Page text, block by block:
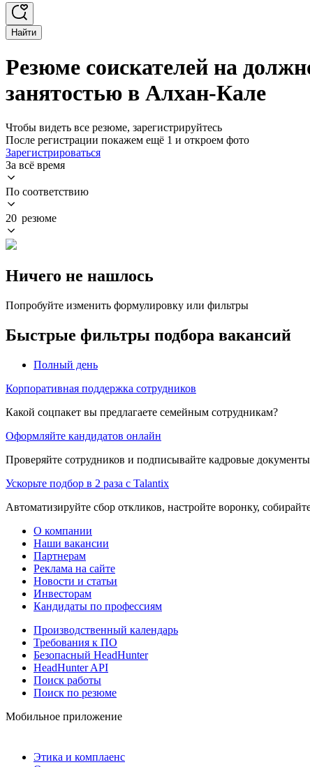
Найти
Резюме соискателей на
занятостью в Алхан-Кале
Чтобы видеть все резюме, зарегистрируйтесь
После регистрации покажем ещё 1 и откроем фото
Зарегистрироваться
За всё время
По соответствию
20 резюме
Ничего не нашлось
Попробуйте изменить формулировку или фильтры
Быстрые фильтры подбора вакансий
Полный день
Корпоративная поддержка сотрудников
Какой соцпакет вы предлагаете семейным сотрудникам?
Оформляйте кандидатов онлайн
Проверяйте сотрудников и подписывайте кадровые
Ускорьте подбор в 2 раза с Talantix
Автоматизируйте сбор откликов, настройте воронку,
О компании
Наши вакансии
Партнерам
Реклама на сайте
Новости и статьи
Инвесторам
Кандидаты по профессиям
Производственный календарь
Требования к ПО
Безопасный HeadHunter
HeadHunter API
Поиск работы
Поиск по резюме
Мобильное приложение
Этика и комплаенс